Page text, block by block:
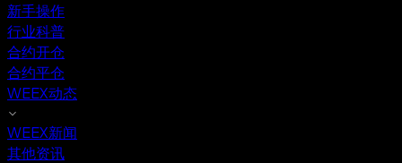
新手操作
行业科普
合约开仓
合约平仓
WEEX动态
WEEX新闻
其他资讯